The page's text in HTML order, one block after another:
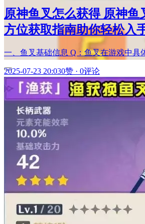
原神鱼叉怎么获得 原神鱼
方位获取指南助你轻松入
一、鱼叉基础信息 Q：鱼叉在游戏中具
2025-07-23 20:030赞 · 0评论